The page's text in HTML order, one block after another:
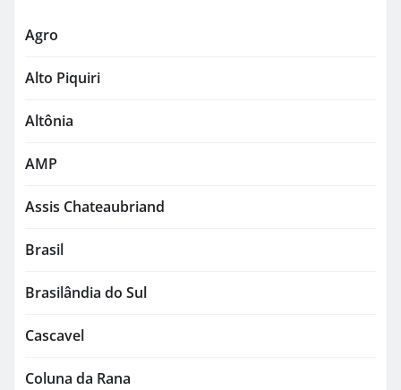
Agro
Alto Piquiri
Altônia
AMP
Assis Chateaubriand
Brasil
Brasilândia do Sul
Cascavel
Coluna da Rana